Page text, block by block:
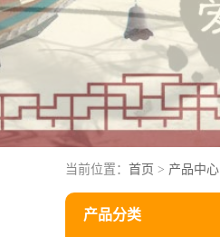
当前位置： 首页 > 产品中心
产品分类